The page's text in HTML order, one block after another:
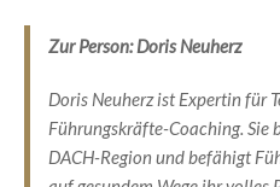
Zur Person: Doris Neuherz
Doris Neuherz ist Expertin für
Führungskräfte-Coaching. Sie
DACH-Region und befähigt